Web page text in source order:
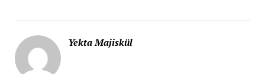
Yekta Majiskül